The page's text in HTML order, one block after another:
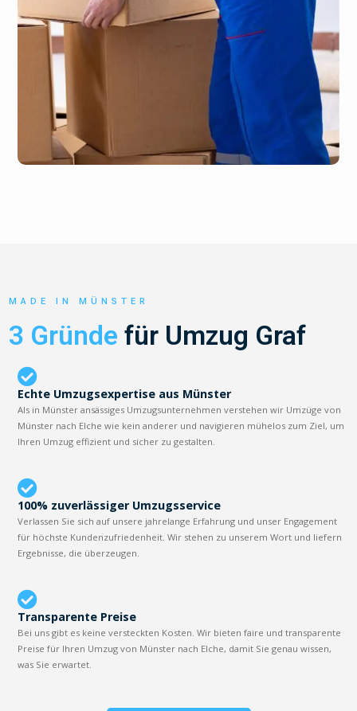
MADE IN MÜNSTER
3 Gründe für Umzug Graf
Echte Umzugsexpertise aus Münster
Als in Münster ansässiges Umzugsunternehmen verstehen wir Umzüge von
Münster nach Elche wie kein anderer und navigieren mühelos zum Ziel, um
Ihren Umzug effizient und sicher zu gestalten.
100% zuverlässiger Umzugsservice
Verlassen Sie sich auf unsere jahrelange Erfahrung und unser Engagement
für höchste Kundenzufriedenheit. Wir stehen zu unserem Wort und liefern
Ergebnisse, die überzeugen.
Transparente Preise
Bei uns gibt es keine versteckten Kosten. Wir bieten faire und transparente
Preise für Ihren Umzug von Münster nach Elche, damit Sie genau wissen,
was Sie erwartet.